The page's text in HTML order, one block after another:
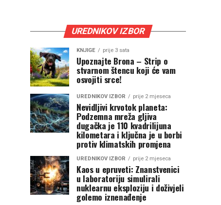
UREDNIKOV IZBOR
KNJIGE prije 3 sata
Upoznajte Brona – Strip o
stvarnom štencu koji će vam
osvojiti srce!
UREDNIKOV IZBOR prije 2 mjeseca
Nevidljivi krvotok planeta:
Podzemna mreža gljiva
dugačka je 110 kvadrilijuna
kilometara i ključna je u borbi
protiv klimatskih promjena
UREDNIKOV IZBOR prije 2 mjeseca
Kaos u epruveti: Znanstvenici
u laboratoriju simulirali
nuklearnu eksploziju i doživjeli
golemo iznenađenje